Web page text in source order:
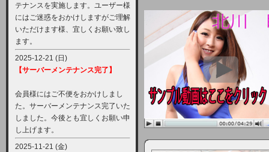
テナンスを実施します。ユーザー様
にはご迷惑をおかけしますがご理解
いただけます様、宜しくお願い致し
ます。
2025-12-21 (日)
【サーバーメンテナンス完了】
会員様にはご不便をおかけしまし
た。サーバーメンテナンス完了いた
しました。今後とも宜しくお願い申
し上げます。
2025-11-21 (金)